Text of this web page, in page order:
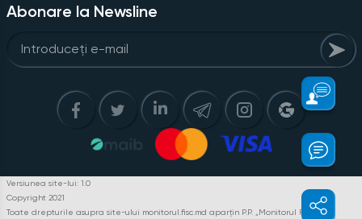
Abonare la Newsline
Versiunea site-lui: 1.0
Copyright 2021
Toate drepturile asupra site-ului monitorul.fisc.md aparțin P.P. „Monitorul Fiscal